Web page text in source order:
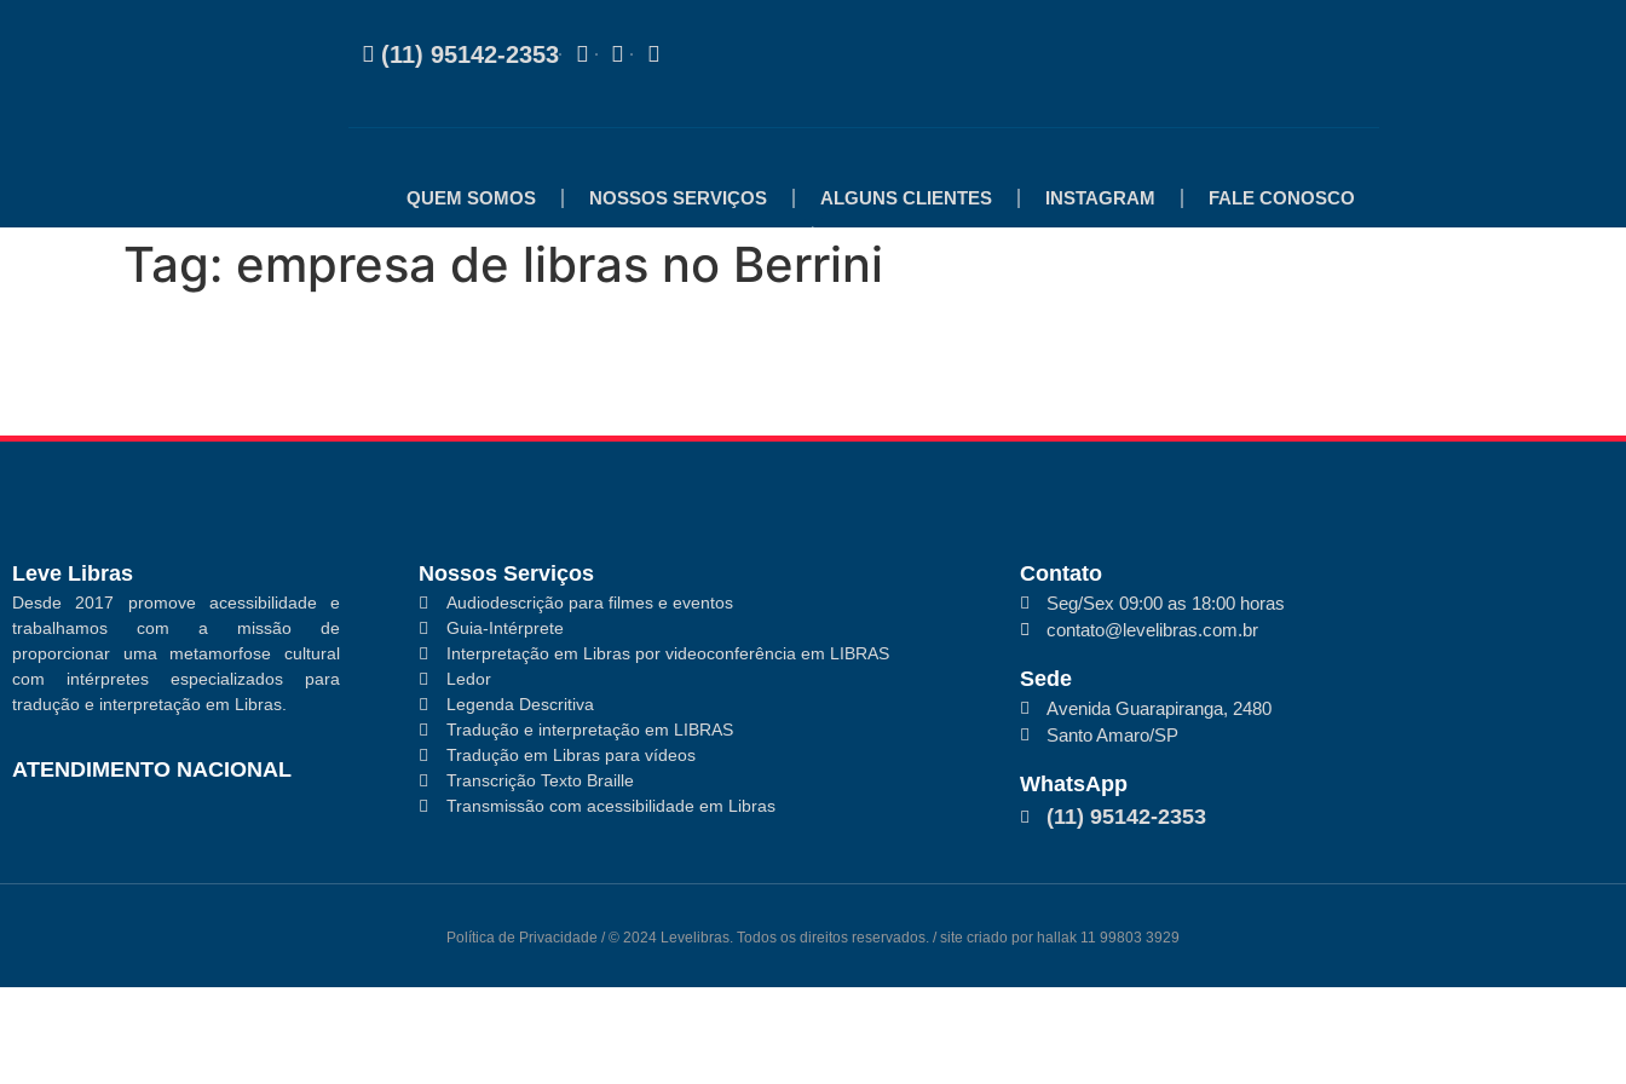
(11) 95142-2353
QUEM SOMOS NOSSOS SERVIÇOS ALGUNS CLIENTES INSTAGRAM FALE CONOSCO
Tag: empresa de libras no Berrini
Leve Libras
Desde 2017 promove acessibilidade e
trabalhamos com a missão de
proporcionar uma metamorfose cultural
com intérpretes especializados para
tradução e interpretação em Libras.
ATENDIMENTO NACIONAL
Nossos Serviços
Audiodescrição para filmes e eventos
Guia-Intérprete
Interpretação em Libras por videoconferência em LIBRAS
Ledor
Legenda Descritiva
Tradução e interpretação em LIBRAS
Tradução em Libras para vídeos
Transcrição Texto Braille
Transmissão com acessibilidade em Libras
Contato
Seg/Sex 09:00 as 18:00 horas
contato@levelibras.com.br
Sede
Avenida Guarapiranga, 2480
Santo Amaro/SP
WhatsApp
(11) 95142-2353
Política de Privacidade / © 2024 Levelibras. Todos os direitos reservados. / site criado por hallak 11 99803 3929